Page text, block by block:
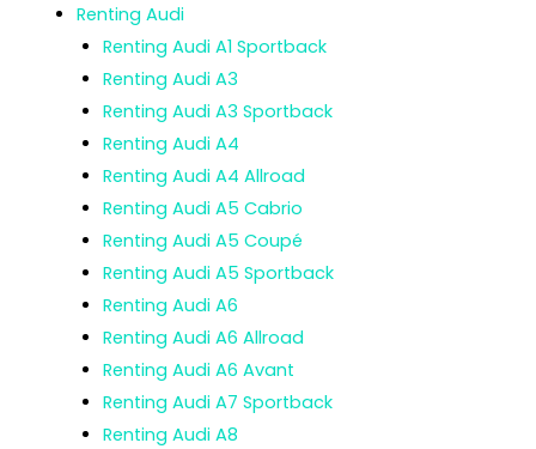
Renting Audi
Renting Audi A1 Sportback
Renting Audi A3
Renting Audi A3 Sportback
Renting Audi A4
Renting Audi A4 Allroad
Renting Audi A5 Cabrio
Renting Audi A5 Coupé
Renting Audi A5 Sportback
Renting Audi A6
Renting Audi A6 Allroad
Renting Audi A6 Avant
Renting Audi A7 Sportback
Renting Audi A8